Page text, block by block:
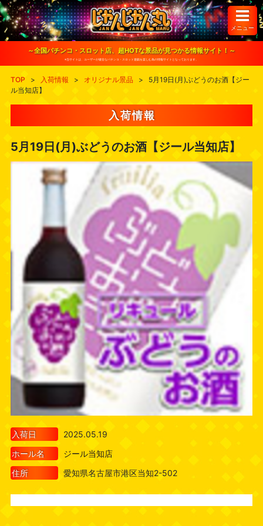
S
k
i
o
メニュー
～全国パチンコ・スロット店、超HOTな景品が見つかる情報サイト！～
※当サイトは、ユーザーが健全なパチンコ・スロット遊戯を楽しむ為の情報サイトとなっております。
TOP > 入荷情報 > オリジナル景品 >
5月19日(月)ぶどうのお酒【ジー
ル当知店】
入荷情報
5月19日(月)ぶどうのお酒【ジール当知店】
入荷日
2025.05.19
ホール名
ジール当知店
住所
愛知県名古屋市港区当知2-502